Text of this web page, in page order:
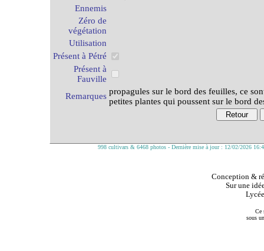
Ennemis
Zéro de
végétation
Utilisation
Présent à Pétré
Présent à
Fauville
Remarques propagules sur le bord des feuilles, ce
petites plantes qui poussent sur le bord
998 cultivars & 6468 photos - Dernière mise à jour : 12/02/2026
Conception &
Sur une
Ce
sous